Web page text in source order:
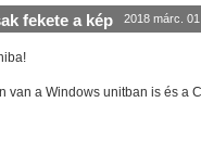
fekete a kép 2018 márc.
van a Windows unitban is és a